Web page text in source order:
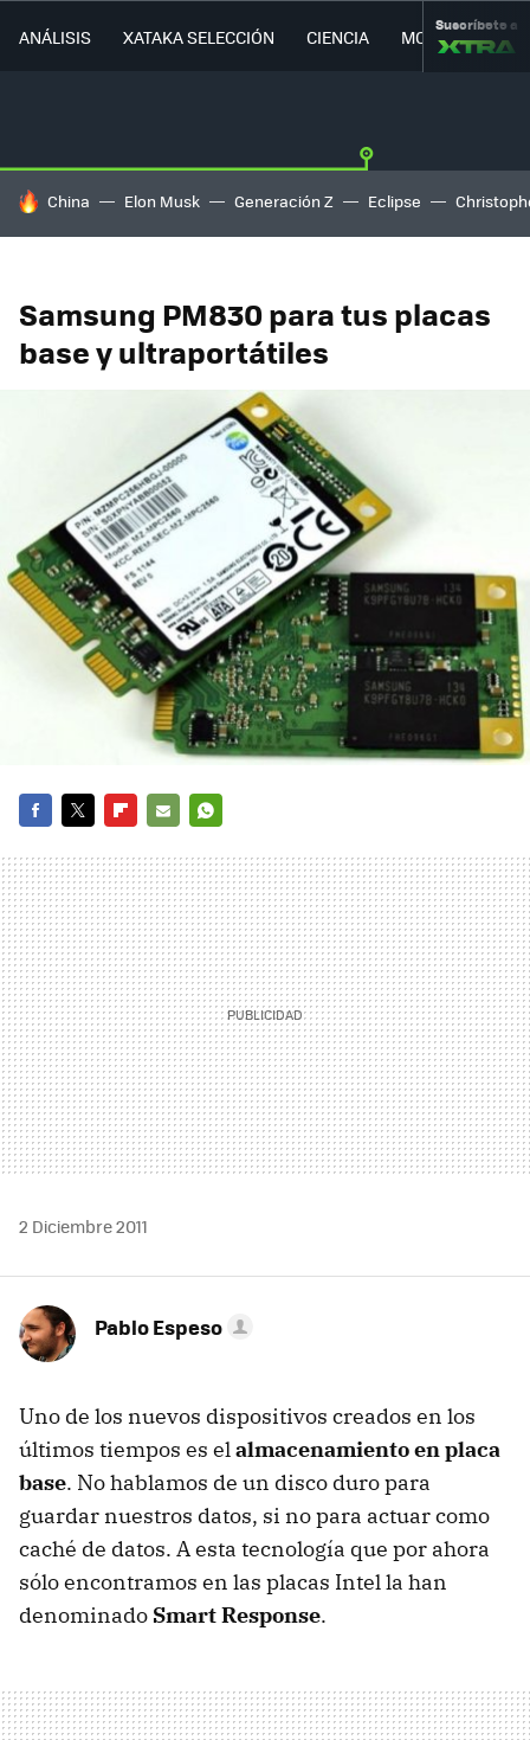
ANÁLISIS XATAKA SELECCIÓN CIENCIA MOVILIDAD
Suscríbete a
HOY SE HABLA DE
China Elon Musk Generación Z Eclipse
Samsung PM830 para tus placas
base y ultraportátiles
MAIL
2 Diciembre 2011
Pablo Espeso
Uno de los nuevos dispositivos creados en los
últimos tiempos es el almacenamiento en placa
base. No hablamos de un disco duro para
guardar nuestros datos, si no para actuar como
caché de datos. A esta tecnología que por ahora
sólo encontramos en las placas Intel la han
denominado Smart Response.